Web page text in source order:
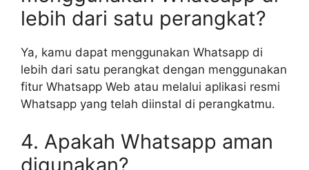
lebih dari satu perangkat?
Ya, kamu dapat menggunakan Whatsapp di
lebih dari satu perangkat dengan menggunakan
fitur Whatsapp Web atau melalui aplikasi resmi
Whatsapp yang telah diinstal di perangkatmu.
4. Apakah Whatsapp aman
digunakan?